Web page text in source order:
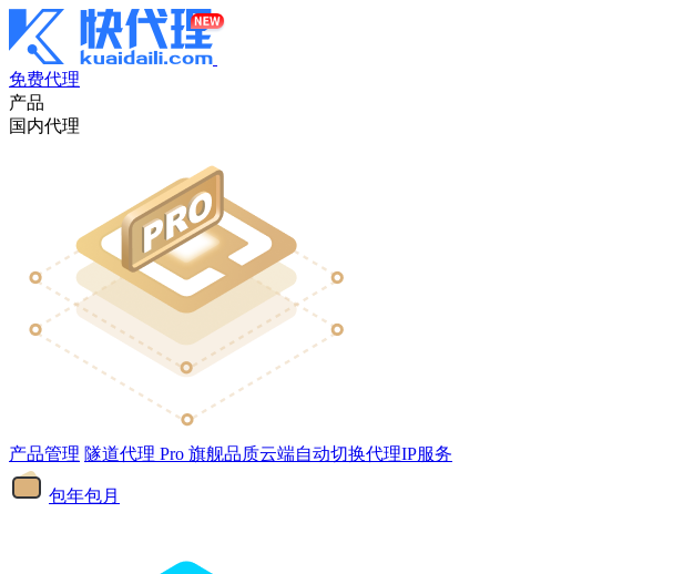
免费代理
产品
国内代理
产品管理 隧道代理 Pro 旗舰品质云端自动切换代理IP服务
包年包月